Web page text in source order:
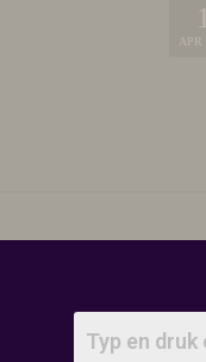
1
APR